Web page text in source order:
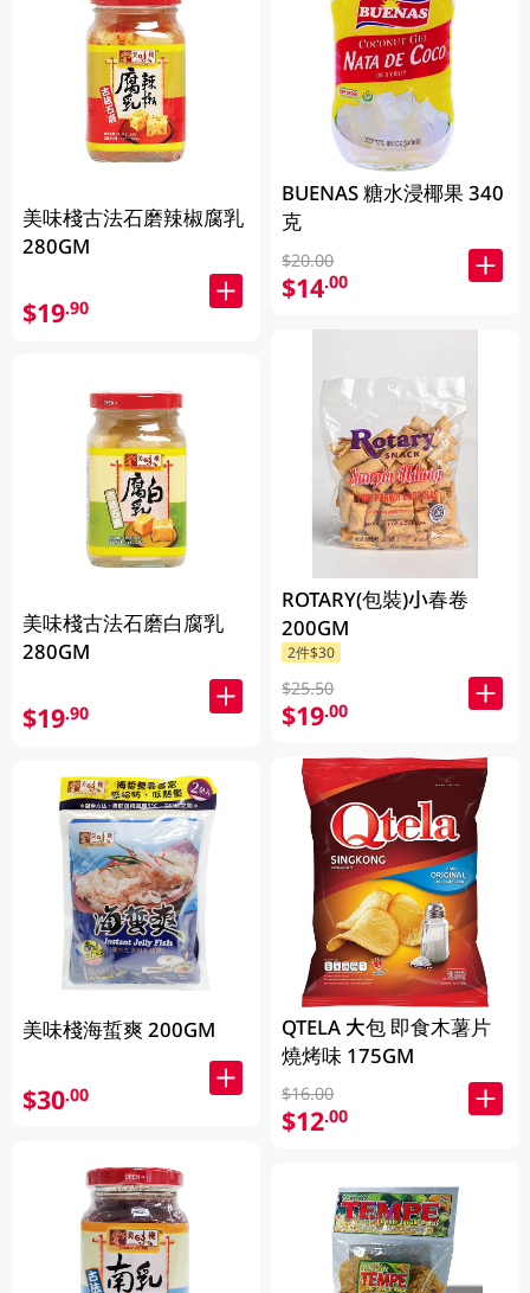
美味棧古法石磨辣椒腐乳
280GM
$19.90
美味棧古法石磨白腐乳
280GM
$19.90
美味棧海蜇爽 200GM
$30.00
BUENAS 糖水浸椰果 340
克
$20.00
$14.00
ROTARY(包裝)小春卷
200GM
2件$30
$25.50
$19.00
QTELA 大包 即食木薯片
燒烤味 175GM
$16.00
$12.00